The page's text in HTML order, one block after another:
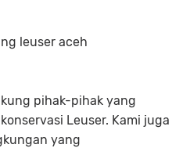
pihak-pihak yang
Leuser. Kami juga
yang